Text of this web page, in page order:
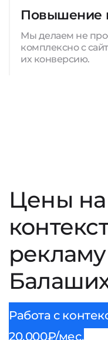
Повышение
Мы делаем не
комплексно с
их конверсию.
Цены на
Работа с
20.000₽/мес.